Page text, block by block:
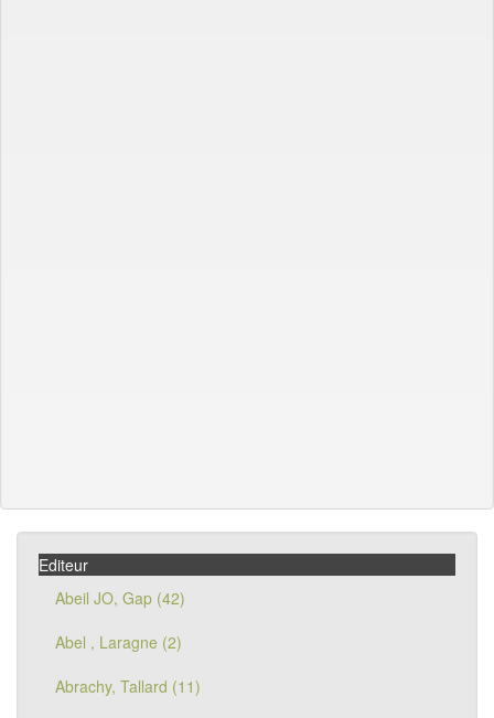
Editeur
Abeil JO, Gap (42)
Abel , Laragne (2)
Abrachy, Tallard (11)